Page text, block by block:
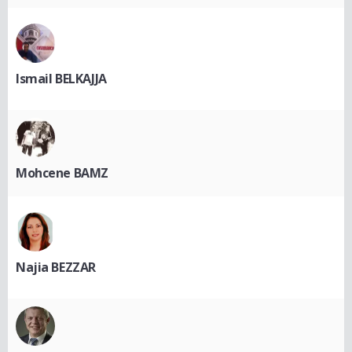
Ismail BELKAJJA
Mohcene BAMZ
Najia BEZZAR